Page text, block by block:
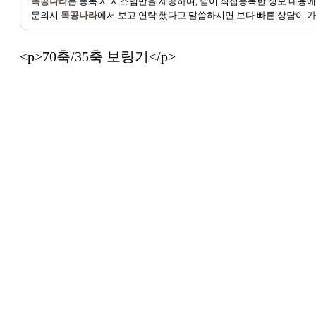
문의시 목공나라에서 보고 연락 했다고 말씀하시면 보다 빠른 상담이
<p>70축/35축 보링기</p>